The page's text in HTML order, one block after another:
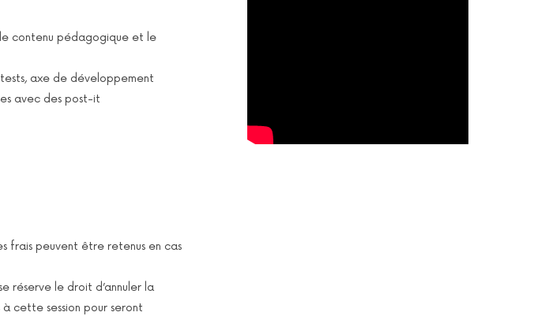
contenu pédagogique et le
axe de développement
avec des post-it
frais peuvent être retenus en cas
réserve le droit d’annuler la
cette session pour seront